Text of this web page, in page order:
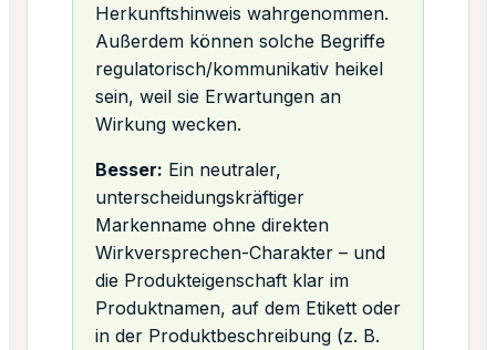
Herkunftshinweis wahrgenommen.
Außerdem können solche Begriffe
regulatorisch/kommunikativ heikel
sein, weil sie Erwartungen an
Wirkung wecken.
Besser: Ein neutraler,
unterscheidungskräftiger
Markenname ohne direkten
Wirkversprechen-Charakter – und
die Produkteigenschaft klar im
Produktnamen, auf dem Etikett oder
in der Produktbeschreibung (z. B.